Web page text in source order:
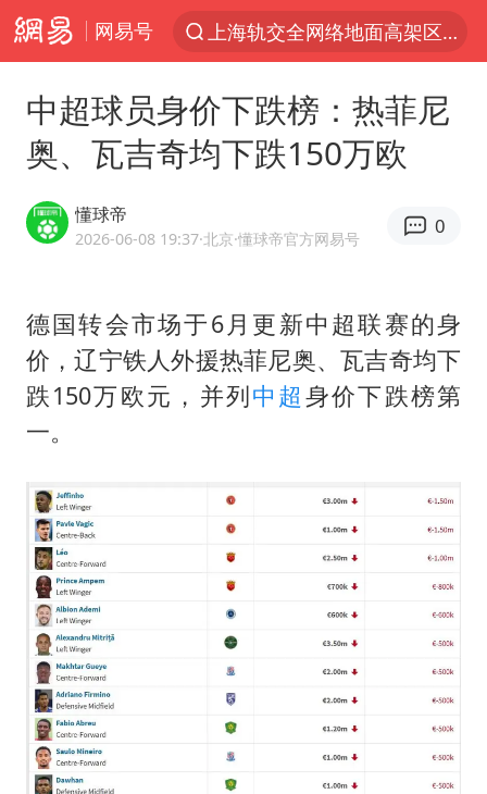
网易号
上海轨交全网络地面高架区段限速运行
拜登前列腺癌恶化
武契奇会见泽连斯基有何意图
“伊斯兰版北约”出现
台铃电动车仅骑一年就断电趴窝
白海豚5次眼壁置换
上海大部迎大暴雨
以军士兵把枪口对准中国记者
白海豚在海上打了个结
河南警方公开征集黑恶犯罪线索
方桃子代言广告视频已下架
银河系根本不是扁平圆盘
一周大涨超7% 金价为何突然上涨
构建更高水平的全民健身公共服务体系
中超球员身价下跌榜：热菲尼
奥、瓦吉奇均下跌150万欧
懂球帝
2026-06-08 19:37·北京·懂球帝官方网易号
0
德国转会市场于6月更新中超联赛的身
价，辽宁铁人外援热菲尼奥、瓦吉奇均下
跌150万欧元，并列中超 身价下跌榜第
一。